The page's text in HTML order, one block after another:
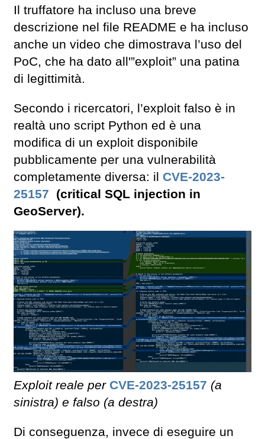
Il truffatore ha incluso una breve
descrizione nel file README e ha incluso
anche un video che dimostrava l’uso del
PoC, che ha dato all'”exploit” una patina
di legittimità.
Secondo i ricercatori, l’exploit falso è in
realtà uno script Python ed è una
modifica di un exploit disponibile
pubblicamente per una vulnerabilità
completamente diversa: il CVE-2023-
25157 (critical SQL injection in
GeoServer).
Exploit reale per CVE-2023-25157 (a
sinistra) e falso (a destra)
Di conseguenza, invece di eseguire un